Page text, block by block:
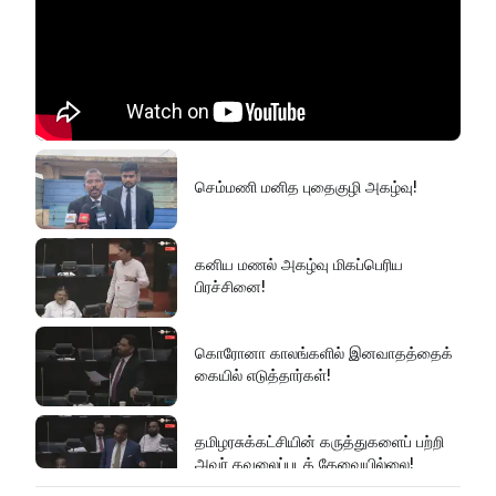
செம்மணி மனித புதைகுழி அகழ்வு!
கனிய மணல் அகழ்வு மிகப்பெரிய
பிரச்சினை!
கொரோனா காலங்களில் இனவாதத்தைக்
கையில் எடுத்தார்கள்!
தமிழரசுக்கட்சியின் கருத்துகளைப் பற்றி
அவர் கவலைப்படத் தேவையில்லை!